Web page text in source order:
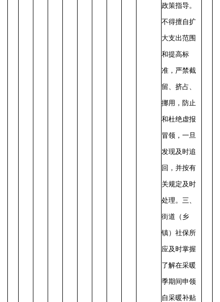
政策指导。
不得擅自扩
大支出范围
和提高标
准，严禁截
留、挤占、
挪用，防止
和杜绝虚报
冒领，一旦
发现及时追
回，并按有
关规定及时
处理。 三、
街道（乡
镇）社保所
应及时掌握
了解在采暖
季期间申领
自采暖补贴